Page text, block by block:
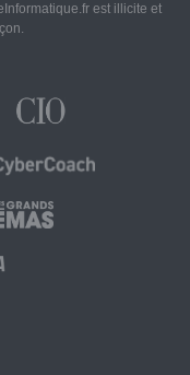
est illicite et